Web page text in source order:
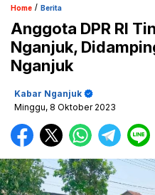
Home / Berita
Anggota DPR RI
Nganjuk,
Nganjuk
Kabar Nganjuk
Minggu, 8 Oktober 2023